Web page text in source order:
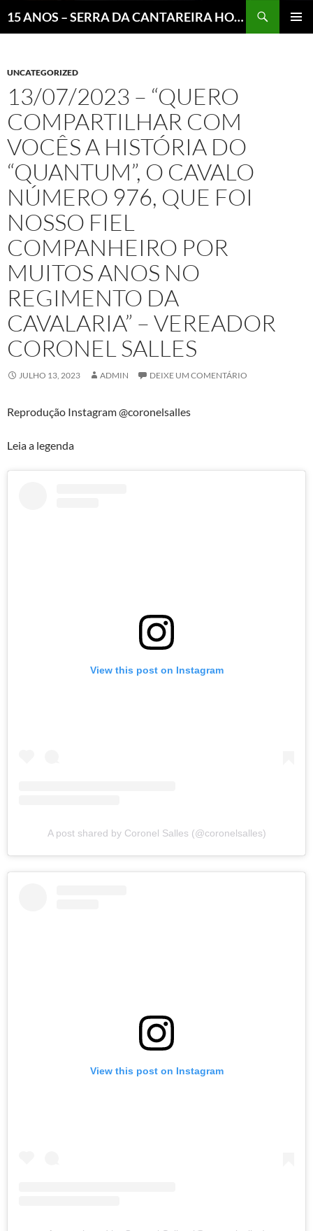
15 ANOS – SERRA DA CANTAREIRA HOJE E COTIDIANO DO BRASIL E DO MUNDO
UNCATEGORIZED
13/07/2023 – “QUERO
COMPARTILHAR COM
VOCÊS A HISTÓRIA DO
“QUANTUM”, O CAVALO
NÚMERO 976, QUE FOI
NOSSO FIEL
COMPANHEIRO POR
MUITOS ANOS NO
REGIMENTO DA
CAVALARIA” – VEREADOR
CORONEL SALLES
JULHO 13, 2023 ADMIN DEIXE UM COMENTÁRIO
Reprodução Instagram @coronelsalles
Leia a legenda
View this post on Instagram
A post shared by Coronel Salles (@coronelsalles)
View this post on Instagram